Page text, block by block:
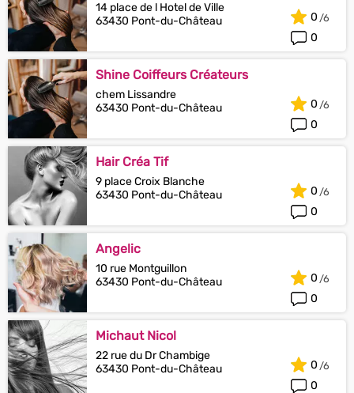
14 place de l Hotel de Ville
63430 Pont-du-Château
0
0
Shine Coiffeurs Créateurs
chem Lissandre
63430 Pont-du-Château
0
0
Hair Créa Tif
9 place Croix Blanche
63430 Pont-du-Château
0
0
Angelic
10 rue Montguillon
63430 Pont-du-Château
0
0
Michaut Nicol
22 rue du Dr Chambige
63430 Pont-du-Château
0
0